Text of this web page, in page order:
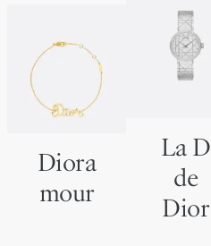
Diora
mour
La D
de
Dior